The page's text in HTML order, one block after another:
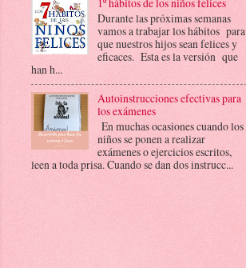
1º hábitos de los niños felices
Durante las próximas semanas
vamos a trabajar los hábitos para
que nuestros hijos sean felices y
eficaces. Esta es la versión que
han h...
Autoinstrucciones efectivas para
los exámenes
En muchas ocasiones cuando los
niños se ponen a realizar
exámenes o ejercicios escritos,
leen a toda prisa. Cuando se dan dos instrucc...